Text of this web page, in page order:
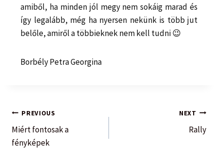
amiből, ha minden jól megy nem sokáig marad és
így legalább, még ha nyersen nekünk is több jut
belőle, amiről a többieknek nem kell tudni 😉
Borbély Petra Georgina
PREVIOUS
Miért fontosak a
fényképek
NEXT
Rally